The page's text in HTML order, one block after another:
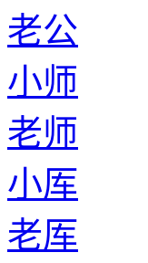
老公
小师
老师
小厍
老厍